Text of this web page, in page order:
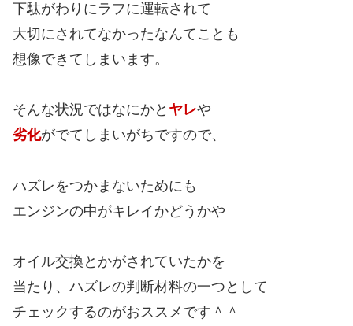
下駄がわりにラフに運転されて
大切にされてなかったなんてことも
想像できてしまいます。
そんな状況ではなにかと ヤレや
劣化がでてしまいがちですので、
ハズレをつかまないためにも
エンジンの中がキレイかどうかや
オイル交換とかがされていたかを
当たり、ハズレの判断材料の一つとして
チェックするのがおススメです＾＾